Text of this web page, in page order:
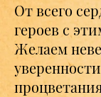
От всего
героев с
Желаем